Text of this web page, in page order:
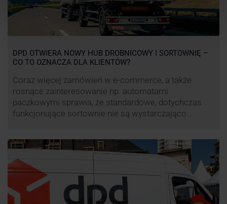
DPD OTWIERA NOWY HUB DROBNICOWY I SORTOWNIĘ –
CO TO OZNACZA DLA KLIENTÓW?
Coraz więcej zamówień w e-commerce, a także
rosnące zainteresowanie np. automatami
paczkowymi sprawia, że standardowe, dotychczas
funkcjonujące sortownie nie są wystarczająco
względu pod Łodzią uruchomiono nowe centrum
transportowo-logistyczne. Innowacyjny hub
drobnicowy i sortownia to już piąty taki obiekt DPD w